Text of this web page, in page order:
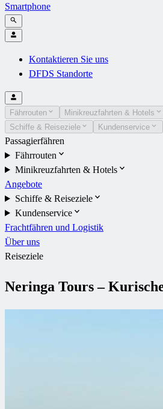
Smartphone
Kontaktieren Sie uns
DFDS Standorte
Fährrouten Minikreuzfahrten & Hotels
Schiffe & Reiseziele
Kundenservice
Passagierfähren
Fährrouten
Minikreuzfahrten & Hotels
Angebote
Schiffe & Reiseziele
Kundenservice
Frachtfähren und Logistik
Über uns
Reiseziele
Neringa Tours –